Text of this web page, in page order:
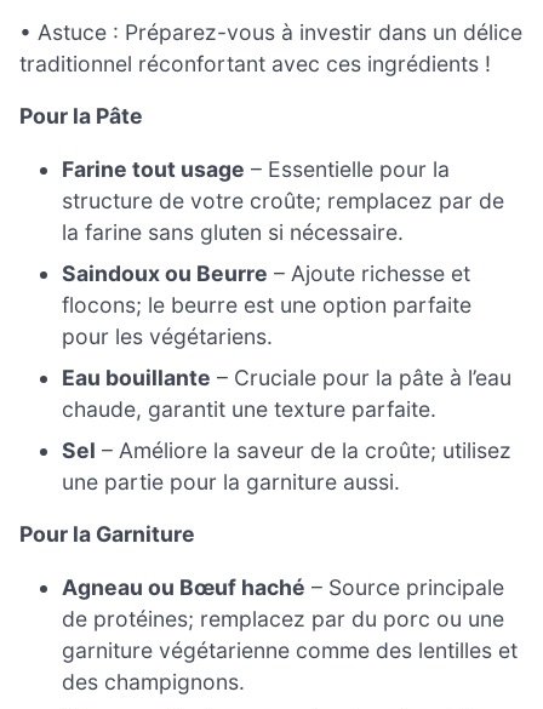
• Astuce : Préparez-vous à investir dans un délice
traditionnel réconfortant avec ces ingrédients !
Pour la Pâte
Farine tout usage – Essentielle pour la
structure de votre croûte; remplacez par de
la farine sans gluten si nécessaire.
Saindoux ou Beurre – Ajoute richesse et
flocons; le beurre est une option parfaite
pour les végétariens.
Eau bouillante – Cruciale pour la pâte à l’eau
chaude, garantit une texture parfaite.
Sel – Améliore la saveur de la croûte; utilisez
une partie pour la garniture aussi.
Pour la Garniture
Agneau ou Bœuf haché – Source principale
de protéines; remplacez par du porc ou une
garniture végétarienne comme des lentilles et
des champignons.